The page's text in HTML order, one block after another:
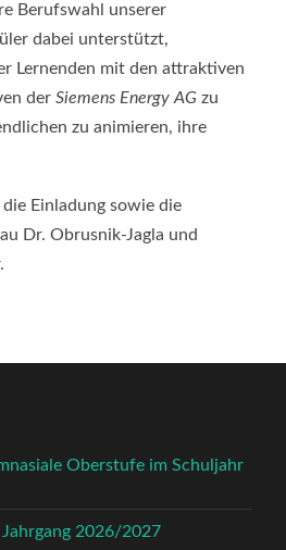
Berufswahl unserer
dabei unterstützt,
Lernenden mit den attraktiven
derSiemens Energy AG zu
zu animieren, ihre
Einladung sowie die
Dr. Obrusnik-Jagla und
Oberstufe im Schuljahr
2026/2027